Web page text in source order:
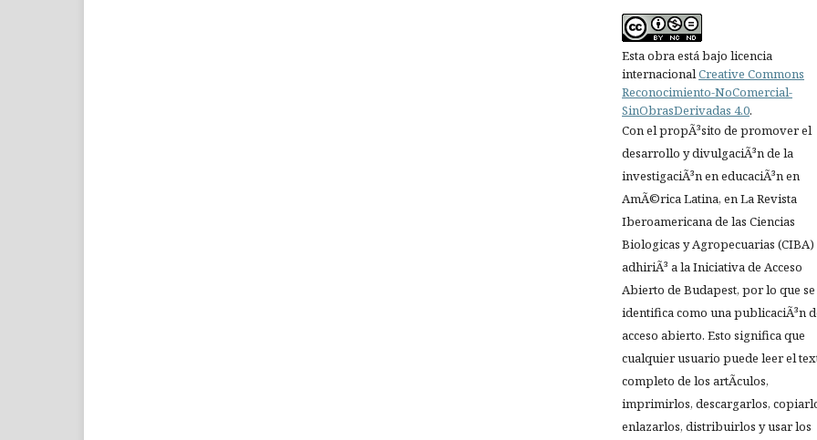
Esta obra está bajo licencia
internacionalCreative Commons
Reconocimiento-NoComercial-
SinObrasDerivadas 4.0.
Con el propÃ³sito de promover el
desarrollo y divulgaciÃ³n de la
investigaciÃ³n en educaciÃ³n en
AmÃ©rica Latina, en La Revista
Iberoamericana de las Ciencias
Biologicas y Agropecuarias (CIBA)
adhiriÃ³ a la Iniciativa de Acceso
Abierto de Budapest, por lo que se
identifica como una publicaciÃ³n
acceso abierto. Esto significa que
cualquier usuario puede leer el
completo de los artÃ­culos,
imprimirlos, descargarlos,
enlazarlos, distribuirlos y usar los